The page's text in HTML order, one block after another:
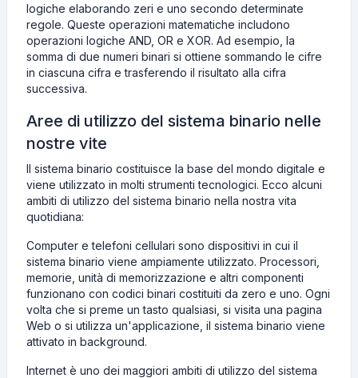
logiche elaborando zeri e uno secondo determinate
regole. Queste operazioni matematiche includono
operazioni logiche AND, OR e XOR. Ad esempio, la
somma di due numeri binari si ottiene sommando le cifre
in ciascuna cifra e trasferendo il risultato alla cifra
successiva.
Aree di utilizzo del sistema binario nelle
nostre vite
Il sistema binario costituisce la base del mondo digitale e
viene utilizzato in molti strumenti tecnologici. Ecco alcuni
ambiti di utilizzo del sistema binario nella nostra vita
quotidiana:
Computer e telefoni cellulari sono dispositivi in ​​cui il
sistema binario viene ampiamente utilizzato. Processori,
memorie, unità di memorizzazione e altri componenti
funzionano con codici binari costituiti da zero e uno. Ogni
volta che si preme un tasto qualsiasi, si visita una pagina
Web o si utilizza un'applicazione, il sistema binario viene
attivato in background.
Internet è uno dei maggiori ambiti di utilizzo del sistema